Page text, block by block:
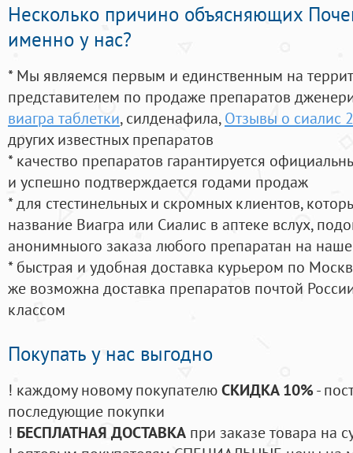
Несколько причино объясняющих
именно у нас?
* Мы являемся первым и единственным на
представителем по продаже препаратов
виагра таблетки, силденафила, Отзывы о сиалис
других известных препаратов
* качество препаратов гарантируется
и успешно подтверждается годами продаж
* для стестинельных и скромных клиентов,
название Виагра или Сиалис в аптеке вслух,
анонимныого заказа любого препаратан на
* быстрая и удобная доставка курьером по
же возможна доставка препаратов почтой
классом
Покупать у нас выгодно
! каждому новому покупателюСКИДКА 10%-
последующие покупки
! БЕСПЛАТНАЯ ДОСТАВКА при заказе товара на